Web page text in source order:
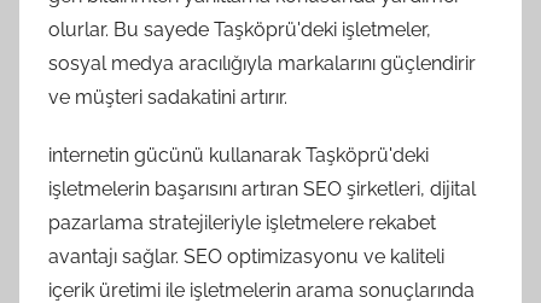
olurlar. Bu sayede Taşköprü'deki işletmeler,
sosyal medya aracılığıyla markalarını güçlendirir
ve müşteri sadakatini artırır.
internetin gücünü kullanarak Taşköprü'deki
işletmelerin başarısını artıran SEO şirketleri, dijital
pazarlama stratejileriyle işletmelere rekabet
avantajı sağlar. SEO optimizasyonu ve kaliteli
içerik üretimi ile işletmelerin arama sonuçlarında